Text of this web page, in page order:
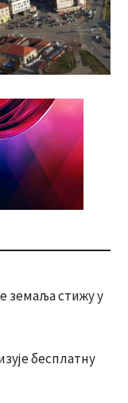
земаља стижу у
бесплатну